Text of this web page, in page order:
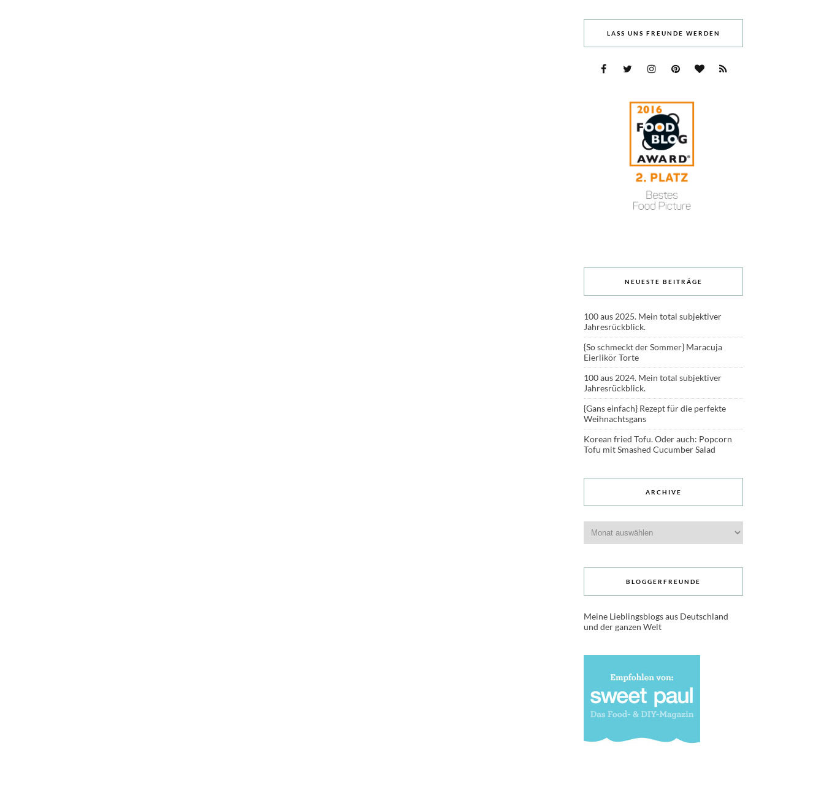
LASS UNS FREUNDE WERDEN
NEUESTE BEITRÄGE
100 aus 2025. Mein total subjektiver
Jahresrückblick.
{So schmeckt der Sommer} Maracuja
Eierlikör Torte
100 aus 2024. Mein total subjektiver
Jahresrückblick.
{Gans einfach} Rezept für die perfekte
Weihnachtsgans
Korean fried Tofu. Oder auch: Popcorn
Tofu mit Smashed Cucumber Salad
ARCHIVE
BLOGGERFREUNDE
Meine Lieblingsblogs aus Deutschland
und der ganzen Welt